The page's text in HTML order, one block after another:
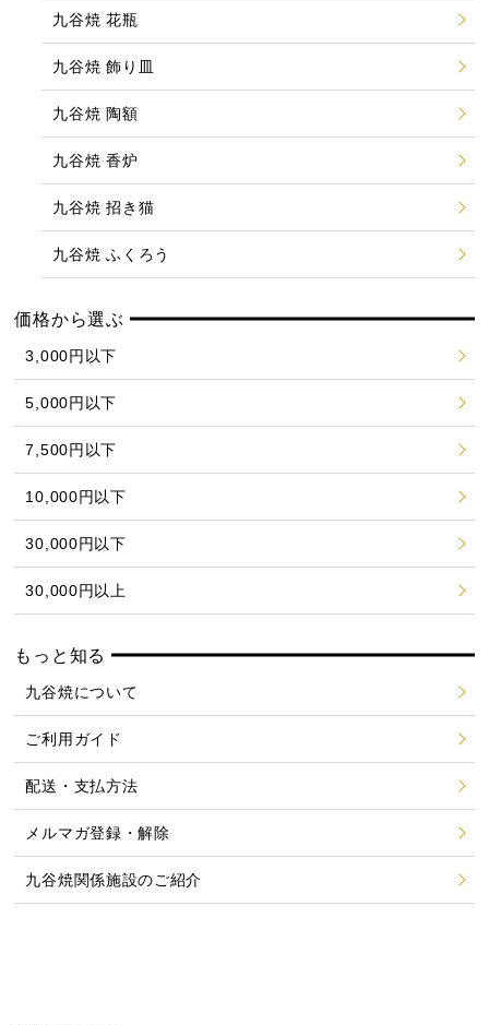
九谷焼 花瓶
九谷焼 飾り皿
九谷焼 陶額
九谷焼 香炉
九谷焼 招き猫
九谷焼 ふくろう
価格から選ぶ
3,000円以下
5,000円以下
7,500円以下
10,000円以下
30,000円以下
30,000円以上
もっと知る
九谷焼について
ご利用ガイド
配送・支払方法
メルマガ登録・解除
九谷焼関係施設のご紹介